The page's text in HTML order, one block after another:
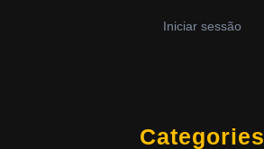
Iniciar sessão
Categories